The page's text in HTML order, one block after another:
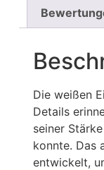
Die weißen
Details
seiner
konnte. Das
entwickelt,